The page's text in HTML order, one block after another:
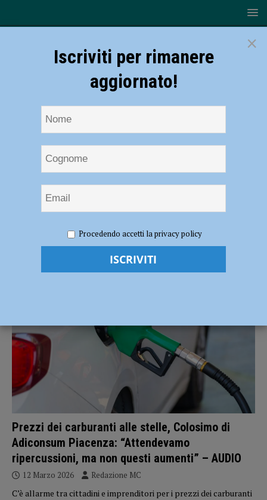
Prezzi dei carburanti alle stelle, Colosimo di
Adiconsum Piacenza: “Attendevamo
ripercussioni, ma non questi aumenti” – AUDIO
12 Marzo 2026 Redazione MC
C’è allarme tra cittadini e imprenditori per i prezzi dei carburanti
×
Iscriviti per rimanere
aggiornato!
Procedendo accetti la privacy policy